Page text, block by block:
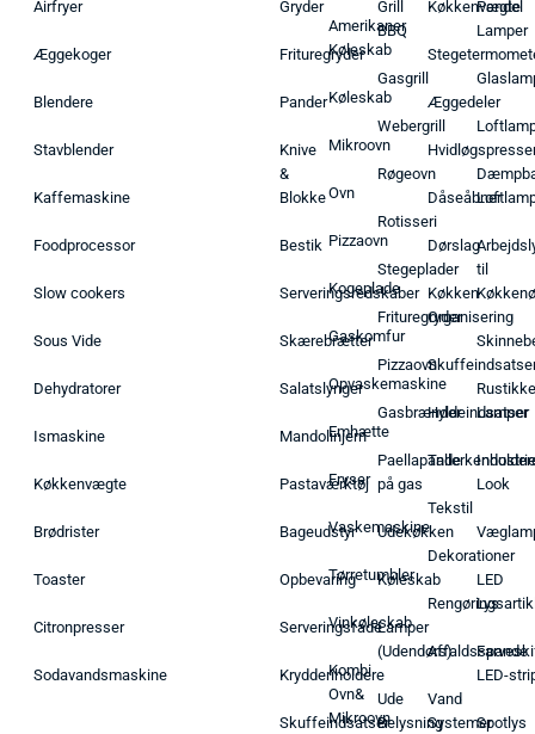
Airfryer
Æggekoger
Blendere
Stavblender
Kaffemaskine
Foodprocessor
Slow cookers
Sous Vide
Dehydratorer
Ismaskine
Køkkenvægte
Brødrister
Toaster
Citronpresser
Sodavandsmaskine
Gryder
Frituregryder
Pander
Knive
&
Blokke
Bestik
Serveringsredskaber
Skærebrætter
Salatslynger
Mandolinjern
Pastaværktøj
Bageudstyr
Opbevaring
Serveringsfade
Krydderiholdere
Skuffeindsatser
Amerikaner
Køleskab
Køleskab
Mikroovn
Ovn
Pizzaovn
Kogeplade
Gaskomfur
Opvaskemaskine
Emhætte
Fryser
Vaskemaskine
Tørretumbler
Vinkøleskab
Kombi
Ovn&
Mikroovn
Grill
BBQ
Gasgrill
Webergrill
Røgeovn
Rotisseri
Stegeplader
Frituregryder
Pizzaovn
Gasbrænder
Paellapande
på gas
Udekøkken
Køleskab
Lamper
(Udendørs)
Ude
Belysning
Køkkenvægte
Æggedeler
Dåseåbner
Dørslag
Køkken
Organisering
Hyldeindsatser
Tekstil
Dekorationer
Affaldsspande
Vand
Systemer
Pendel
Lamper
til
Rustikke
Lamper
Look
LED
Lys
LED-
Spotlys